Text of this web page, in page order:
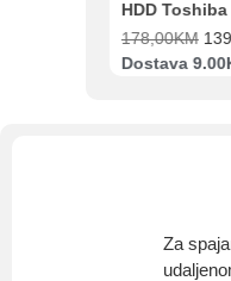
178,00KM
Dostava
Za